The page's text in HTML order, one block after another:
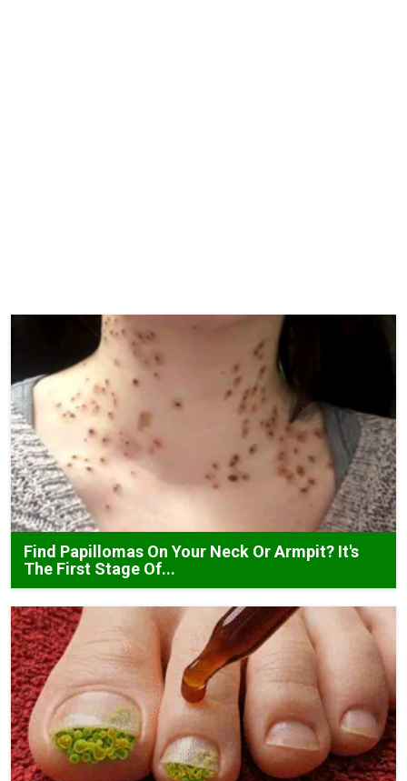
Find Papillomas On Your Neck Or Armpit? It's
The First Stage Of...